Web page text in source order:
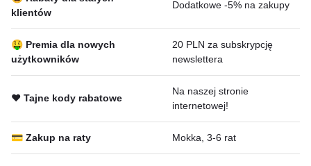
klientów
Dodatkowe -5% na zakupy
🤑 Premia dla nowych
użytkowników
20 PLN za subskrypcję
newslettera
❤️ Tajne kody rabatowe
Na naszej stronie
internetowej!
💳 Zakup na raty Mokka, 3-6 rat